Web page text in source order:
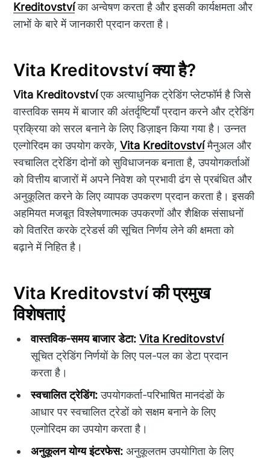
Kreditovstvíका अन्वेषण करता है और इसकी कार्यक्षमता और
लाभों के बारे में जानकारी प्रदान करता है।
Vita Kreditovství क्या है?
Vita Kreditovstvíएक अत्याधुनिक ट्रेडिंग प्लेटफॉर्म है जिसे
वास्तविक समय में बाजार की अंतर्दृष्टियाँ प्रदान करने और ट्रेडिंग
प्रक्रिया को सरल बनाने के लिए डिज़ाइन किया गया है। उन्नत
एल्गोरिदम का उपयोग करके,Vita Kreditovstvíमैनुअल और
स्वचालित ट्रेडिंग दोनों को सुविधाजनक बनाता है, उपयोगकर्ताओं
को वित्तीय बाजारों में अपने निवेश को प्रभावी ढंग से प्रबंधित और
अनुकूलित करने के लिए व्यापक उपकरण प्रदान करता है। इसकी
अहमियत मजबूत विश्लेषणात्मक उपकरणों और शैक्षिक संसाधनों
को वितरित करके ट्रेडर्स की सूचित निर्णय लेने की क्षमता को
बढ़ाने में निहित है।
Vita Kreditovství की प्रमुख
विशेषताएं
वास्तविक-समय बाजार डेटा: Vita Kreditovství
सूचित ट्रेडिंग निर्णयों के लिए पल-पल का डेटा प्रदान
करता है।
स्वचालित ट्रेडिंग:उपयोगकर्ता-परिभाषित मानदंडों के
आधार पर स्वचालित ट्रेडों को सक्षम बनाने के लिए
एल्गोरिदम का उपयोग करता है।
अनुकूलन योग्य इंटरफेस: अनुकूलतम उपयोगिता के लिए